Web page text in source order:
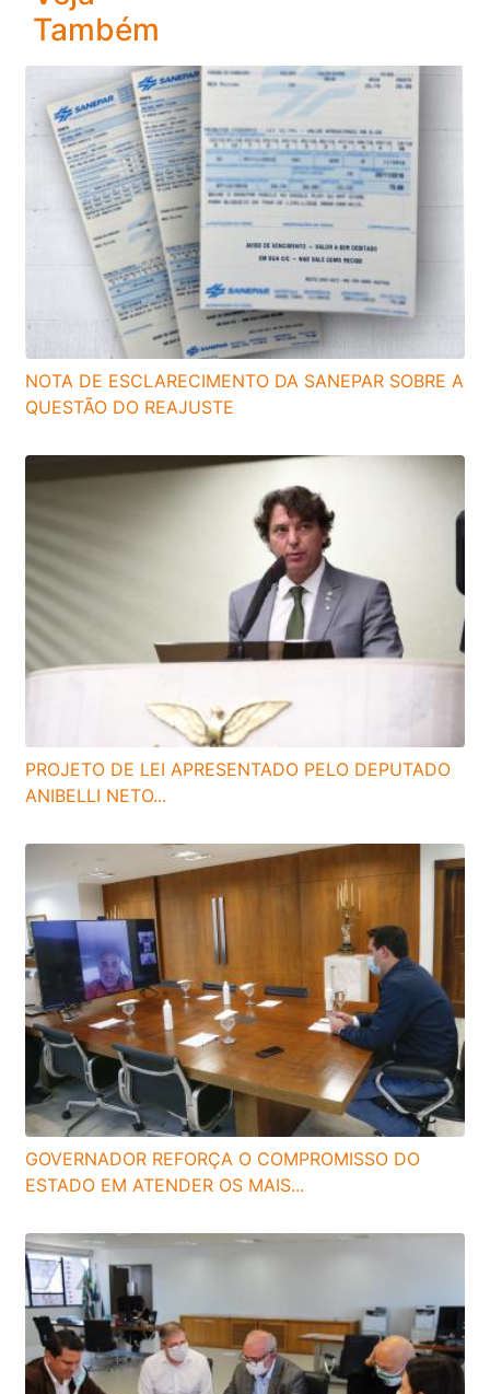
Também
NOTA DE ESCLARECIMENTO DA SANEPAR SOBRE A
QUESTÃO DO REAJUSTE
PROJETO DE LEI APRESENTADO PELO DEPUTADO
ANIBELLI NETO...
GOVERNADOR REFORÇA O COMPROMISSO DO
ESTADO EM ATENDER OS MAIS...